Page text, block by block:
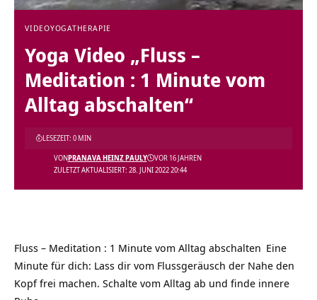
VIDEOYOGATHERAPIE
Yoga Video „Fluss –
Meditation : 1 Minute vom
Alltag abschalten“
ZULETZT AKTUALISIERT: 28. JUNI 2022 20:44
VONPRANAVA HEINZ PAULY VOR 16 JAHREN
LESEZEIT: 0 MIN
Fluss – Meditation : 1 Minute vom Alltag abschalten Eine
Minute für dich: Lass dir vom Flussgeräusch der Nahe den
Kopf frei machen. Schalte vom Alltag ab und finde innere